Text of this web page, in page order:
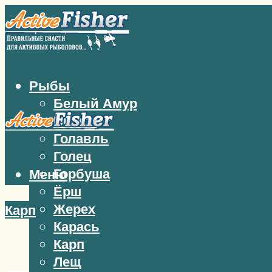
Рыбы
Белый Амур
Бычок
Голавль
Голец
Горбуша
Ёрш
Жерех
Карась
Карп
Лещ
Меню
Карп